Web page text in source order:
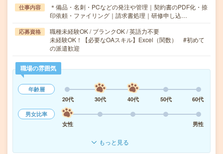
仕事内容
＊備品・名刺・PCなどの発注や管理｜契約書のPDF化・捺
印依頼・ファイリング｜請求書処理｜研修申し込…
応募資格
職種未経験OK / ブランクOK / 英語力不要
未経験OK！【必要なOAスキル】Excel（関数） #初めて
の派遣歓迎
職場の雰囲気
年齢層
20代
30代 40代 50代
60代
男女比率
女性
男性
もっと見る